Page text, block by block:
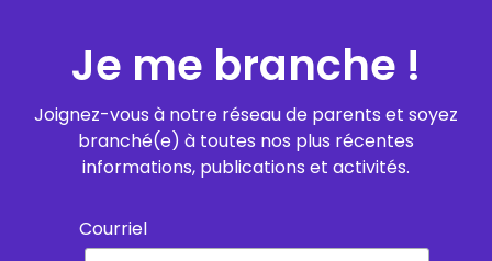
Je me branche !
Joignez-vous à notre réseau de parents et soyez
branché(e) à toutes nos plus récentes
informations, publications et activités.
Courriel